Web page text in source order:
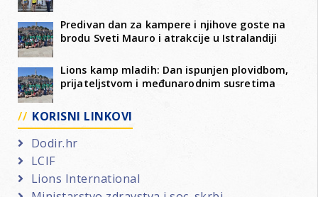
Predivan dan za kampere i njihove goste na
brodu Sveti Mauro i atrakcije u Istralandiji
Lions kamp mladih: Dan ispunjen plovidbom,
prijateljstvom i međunarodnim susretima
KORISNI LINKOVI
Dodir.hr
LCIF
Lions International